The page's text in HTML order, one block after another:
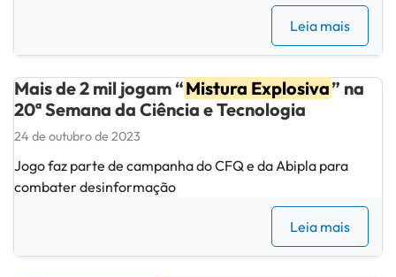
Leia mais
Mais de 2 mil jogam “Mistura Explosiva” na
20ª Semana da Ciência e Tecnologia
24 de outubro de 2023
Jogo faz parte de campanha do CFQ e da Abipla para
combater desinformação
Leia mais